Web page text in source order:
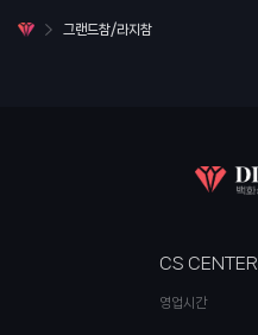
그랜드참/라지참
CS CENTER
영업시간